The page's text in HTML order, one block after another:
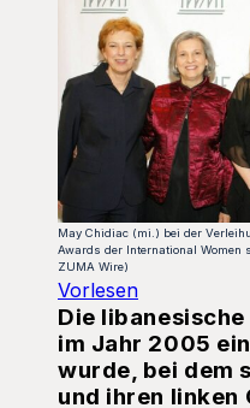
May Chidiac (mi.) bei der
Awards der International Women
ZUMA Wire)
Vorlesen
Die
im Jahr 2005
wurde, bei dem
und ihren linken